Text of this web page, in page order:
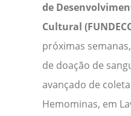
de
Cultural
próximas
de doação de
avançado de
Hemominas, em